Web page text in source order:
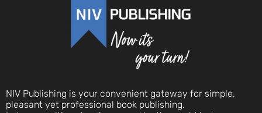
NIV Publishing is your convenient gateway for simple,
pleasant yet professional book publishing.